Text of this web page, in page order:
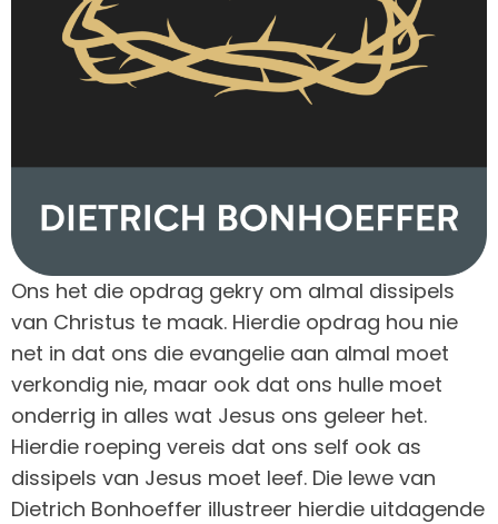
Ons het die opdrag gekry om almal dissipels
van Christus te maak. Hierdie opdrag hou nie
net in dat ons die evangelie aan almal moet
verkondig nie, maar ook dat ons hulle moet
onderrig in alles wat Jesus ons geleer het.
Hierdie roeping vereis dat ons self ook as
dissipels van Jesus moet leef. Die lewe van
Dietrich Bonhoeffer illustreer hierdie uitdagende